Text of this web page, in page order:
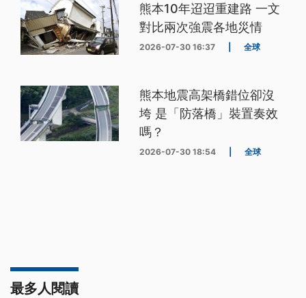
熊本10年迢迢重建路 一文
對比兩次強震各地災情
2026-07-30 16:37 全球
熊本地震高架橋錯位卻沒
垮 是「防落橋」裝置奏效
嗎？
2026-07-30 18:54 全球
最多人閱讀